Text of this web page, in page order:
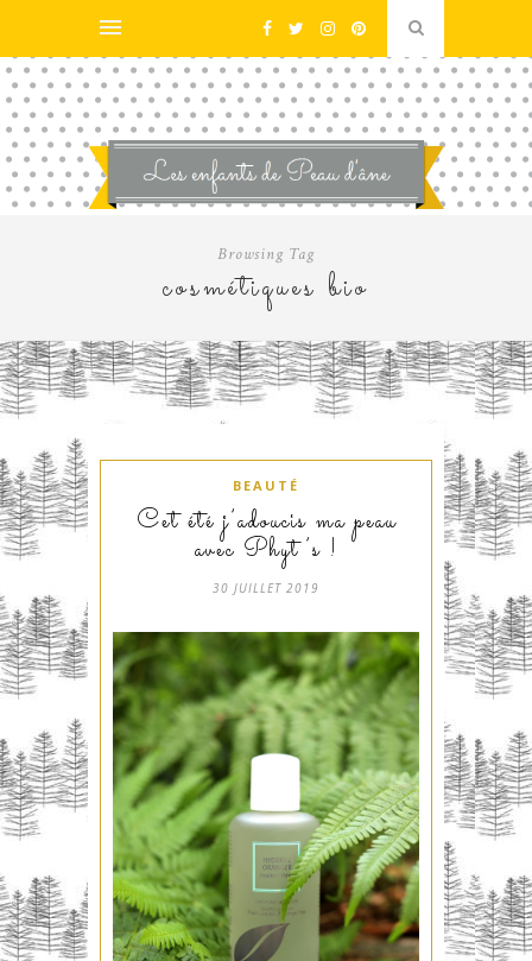
Browsing Tag
cosmétiques bio
BEAUTÉ
Cet été j’adoucis ma peau
avec Phyt’s !
30 JUILLET 2019